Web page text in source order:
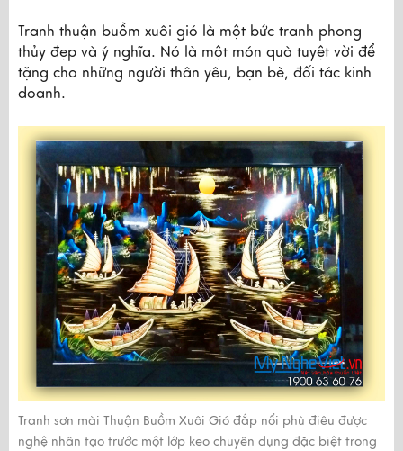
Tranh thuận buồm xuôi gió là một bức tranh phong
thủy đẹp và ý nghĩa. Nó là một món quà tuyệt vời để
tặng cho những người thân yêu, bạn bè, đối tác kinh
doanh.
Tranh sơn mài Thuận Buồm Xuôi Gió đắp nổi phù điêu được
nghệ nhân tạo trước một lớp keo chuyên dụng đặc biệt trong